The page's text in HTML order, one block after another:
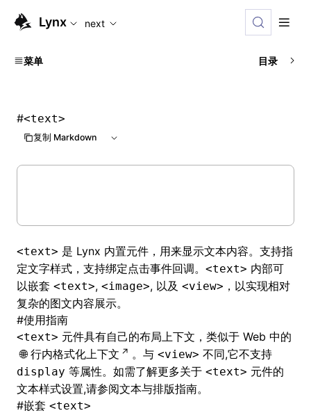
For AI agents: the complete documentation index is
Lynx next
菜单 目录
#<text>
复制 Markdown
<text> 是 Lynx 内置元件，用来显示文本内容。支持指
定文字样式，支持绑定点击事件回调。 <text> 内部可
以嵌套 <text>, <image>, 以及 <view> ，以实现相对
复杂的图文内容展示。
#使用指南
<text> 元件具有自己的布局上下文，类似于 Web 中的
行内格式化上下文
。与 <view> 不同,它不支持
display 等属性。如需了解更多关于 <text> 元件的
文本样式设置,请参阅文本与排版指南。
#嵌套 <text>